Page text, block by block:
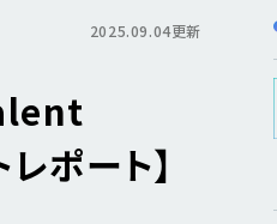
2025.09.04更新
ポート】